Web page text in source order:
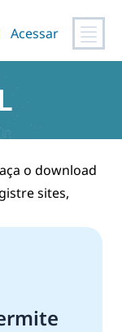
Acessar
o download
sites,